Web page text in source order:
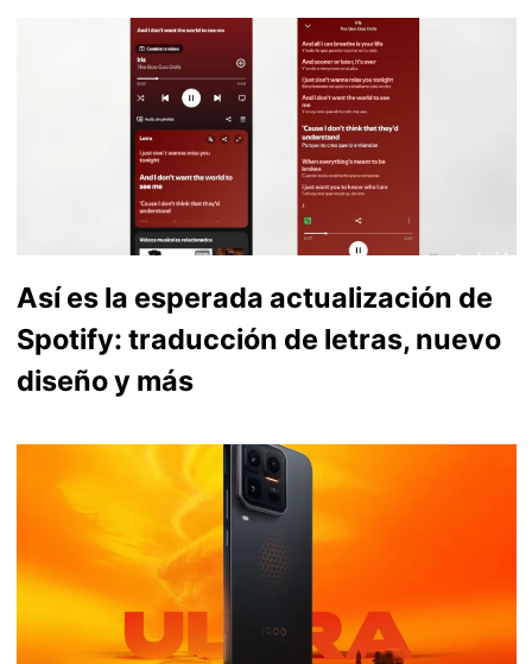
Así es la esperada actualización de
Spotify: traducción de letras, nuevo
diseño y más